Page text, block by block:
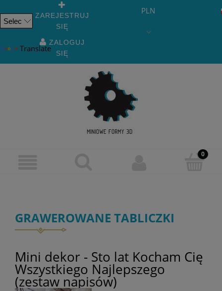
Translate
ZAREJESTRUJ
SIĘ
ZALOGUJ
SIĘ
PLN
GRAWEROWANE TABLICZKI
Mini dekor - Sto lat Kocham Cię
Wszystkiego Najlepszego
(zestaw napisów)